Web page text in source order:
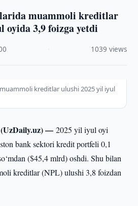
muammoli kreditlar
oyida 3,9 foizga yetdi
1039 views
kreditlar ulushi 2025 yil iyul
(UzDaily.uz) —2025 yil iyul oyi
bank sektori kredit portfeli 0,1
($45,4 mlrd) oshdi. Shu bilan
kreditlar (NPL) ulushi 3,8 foizdan